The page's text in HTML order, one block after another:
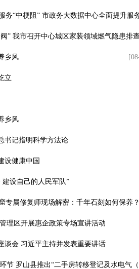
务“中梗阻” 市政务大数据中心全面提升服
” 我市召开中心城区家装领域燃气隐患排
乡风
立
乡风
书记指明科学方法论
设健康中国
设自己的人民军队”
专属修复师现场解密：千年石刻如何保养
理区开展惠企政策专场宣讲活动
谈会 习近平主持并发表重要讲话
节 罗山县推出“二手房转移登记及水电气